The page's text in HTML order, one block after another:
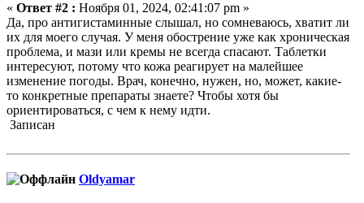
« Ответ #2 : Ноября 01, 2024, 02:41:07 pm »
Да, про антигистаминные слышал, но сомневаюсь, хватит ли
их для моего случая. У меня обострение уже как хроническая
проблема, и мази или кремы не всегда спасают. Таблетки
интересуют, потому что кожа реагирует на малейшее
изменение погоды. Врач, конечно, нужен, но, может, какие-
то конкретные препараты знаете? Чтобы хотя бы
ориентироваться, с чем к нему идти.
Записан
Oldyamar